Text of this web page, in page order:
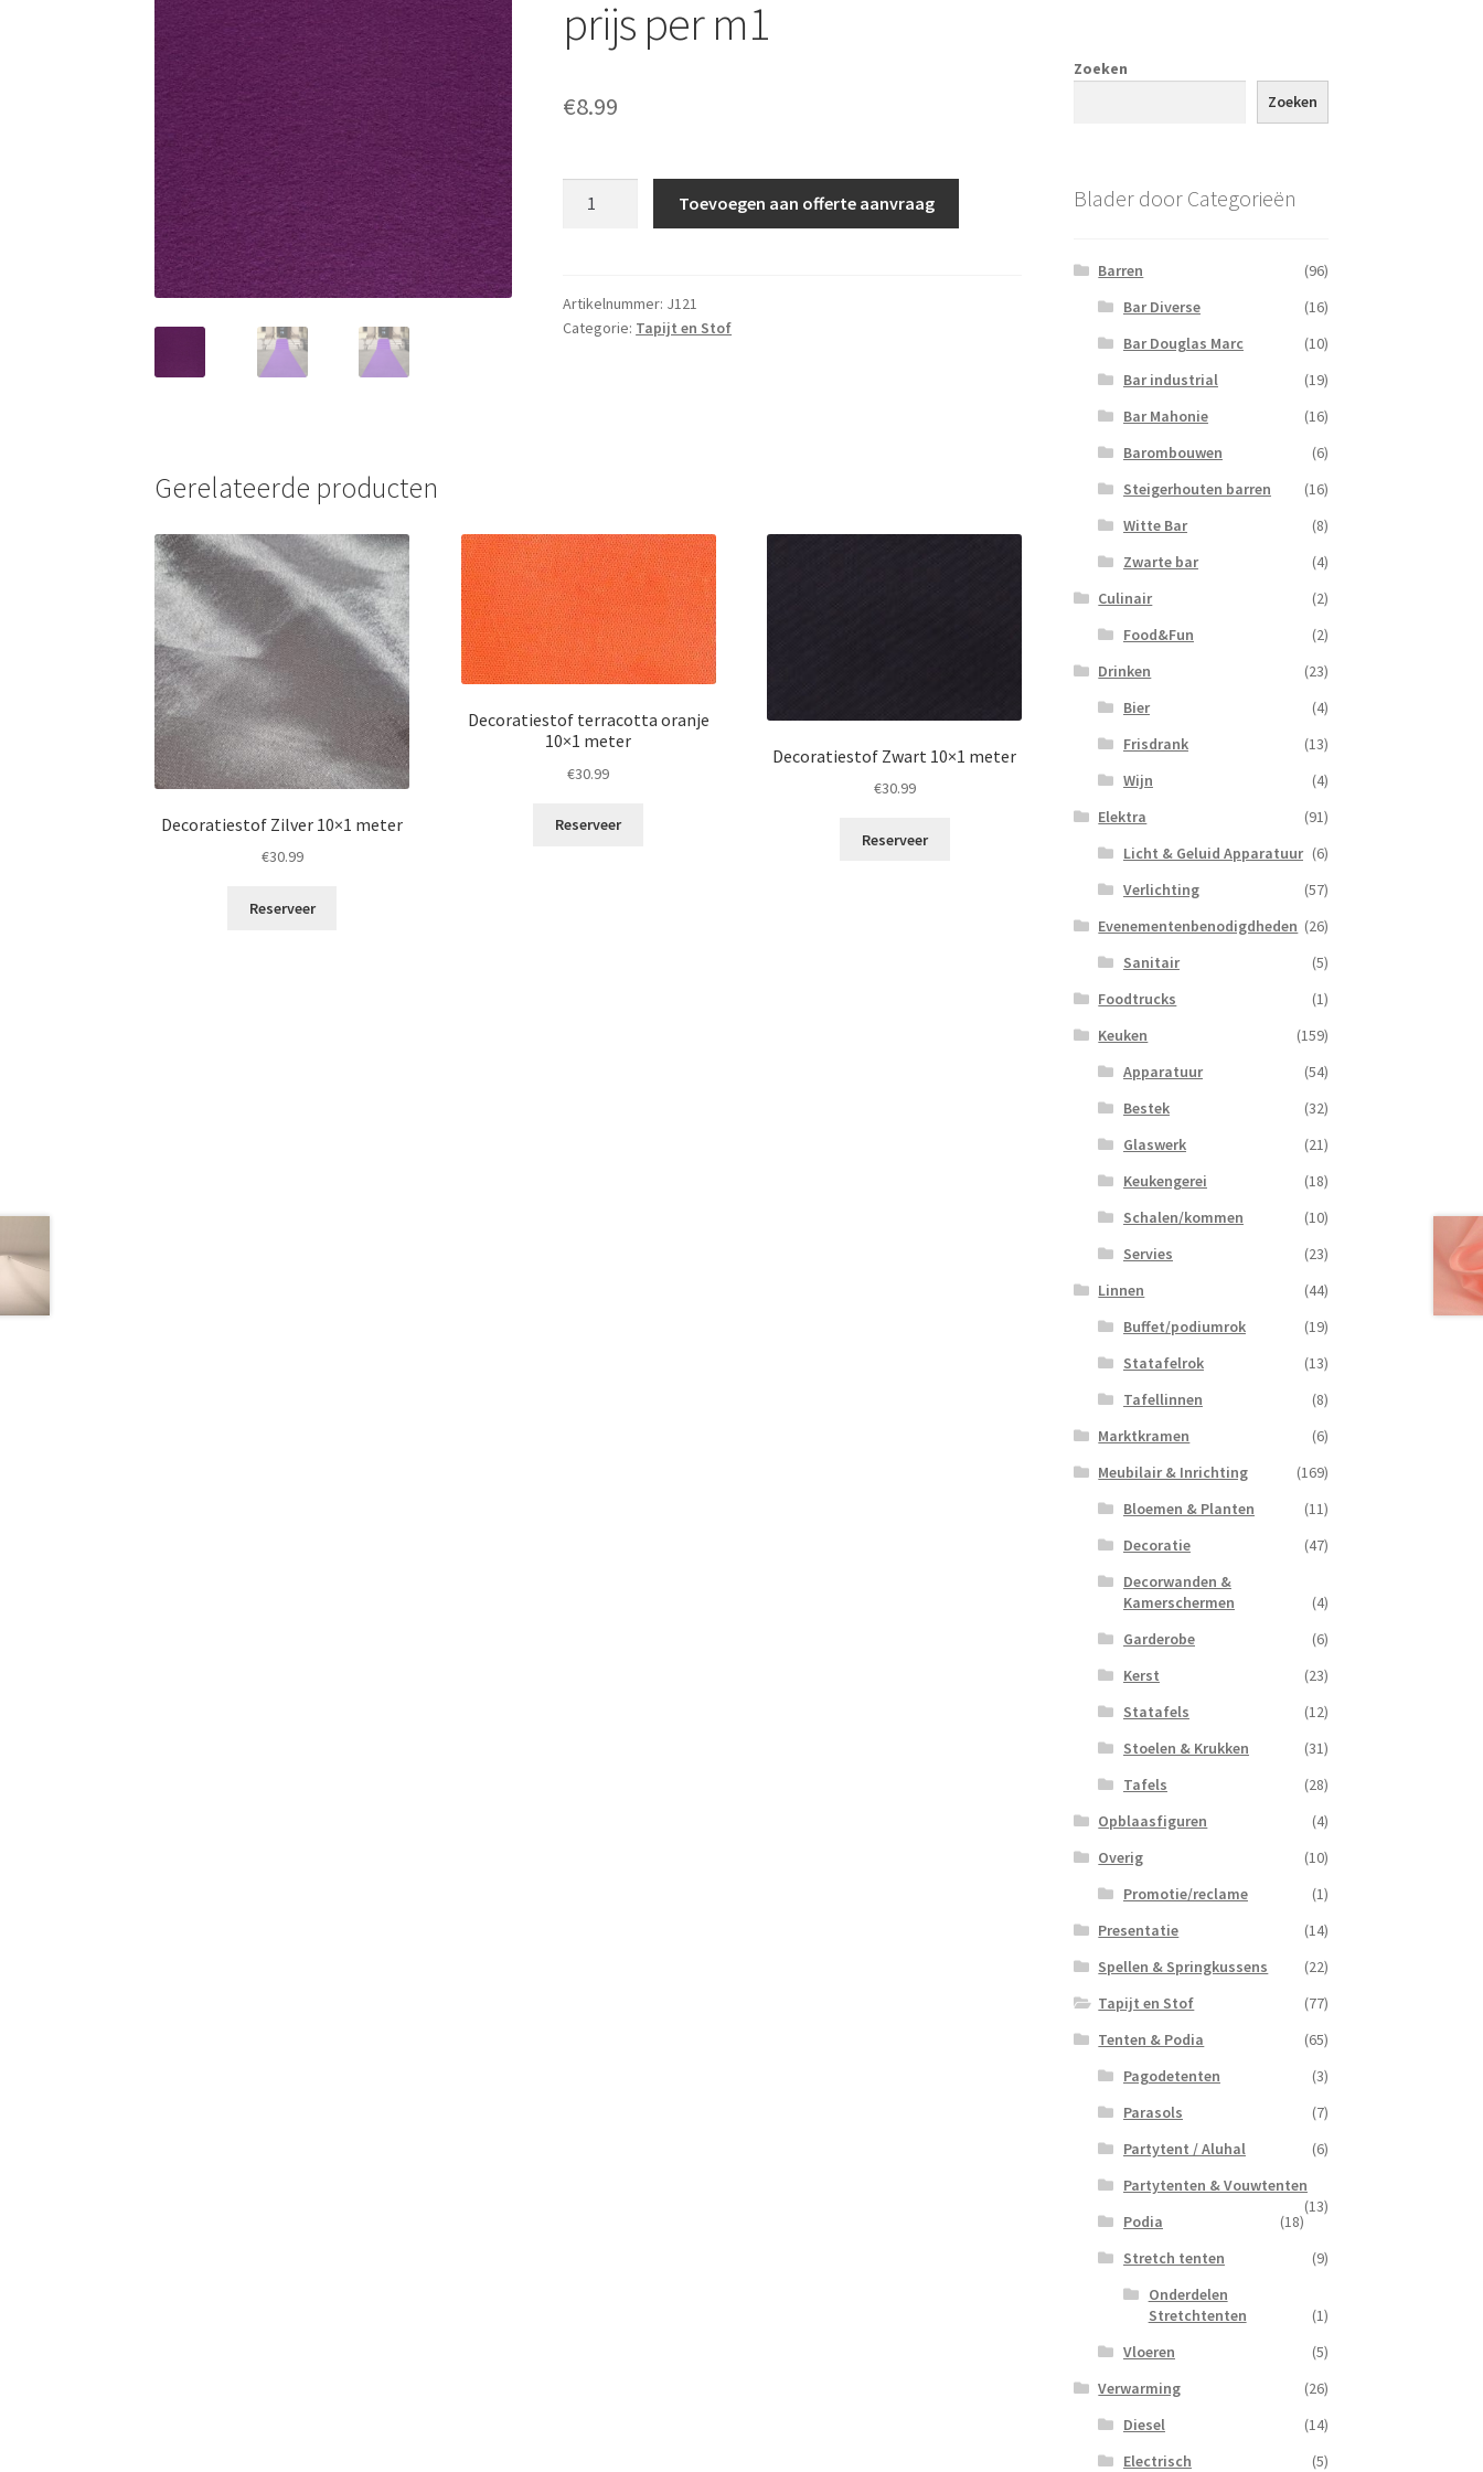
prijs per m1
€8.99
prijs
per
Toevoegen aan offerte aanvraag
Artikelnummer: J121
Categorie: Tapijt en Stof
Gerelateerde producten
Decoratiestof Zilver 10×1 meter
€30.99
Reserveer
Decoratiestof terracotta oranje
10×1 meter
€30.99
Reserveer
Decoratiestof Zwart 10×1 meter
€30.99
Reserveer
Zoeken
Zoeken
Blader door Categorieën
Barren
(96)
Bar Diverse
(16)
Bar Douglas Marc
(10)
Bar industrial
(19)
Bar Mahonie
(16)
Barombouwen
(6)
Steigerhouten barren
(16)
Witte Bar
(8)
Zwarte bar
(4)
Culinair
(2)
Food&Fun
(2)
Drinken
(23)
Bier
(4)
Frisdrank
(13)
Wijn
(4)
Elektra
(91)
Licht & Geluid Apparatuur (6)
Verlichting
(57)
Evenementenbenodigdheden (26)
Sanitair
(5)
Foodtrucks
(1)
Keuken
(159)
Apparatuur
(54)
Bestek
(32)
Glaswerk
(21)
Keukengerei
(18)
Schalen/kommen
(10)
Servies
(23)
Linnen
(44)
Buffet/podiumrok
(19)
Statafelrok
(13)
Tafellinnen
(8)
Marktkramen
(6)
Meubilair & Inrichting
(169)
Bloemen & Planten
(11)
Decoratie
(47)
Decorwanden &
Kamerschermen
(4)
Garderobe
(6)
Kerst
(23)
Statafels
(12)
Stoelen & Krukken
(31)
Tafels
(28)
Opblaasfiguren
(4)
Overig
(10)
Promotie/reclame
(1)
Presentatie
(14)
Spellen & Springkussens
(22)
Tapijt en Stof
(77)
Tenten & Podia
(65)
Pagodetenten
(3)
Parasols
(7)
Partytent / Aluhal
(6)
Partytenten & Vouwtenten
(13)
Podia
(18)
Stretch tenten
(9)
Onderdelen
Stretchtenten
(1)
Vloeren
(5)
Verwarming
(26)
Diesel
(14)
Electrisch
(5)